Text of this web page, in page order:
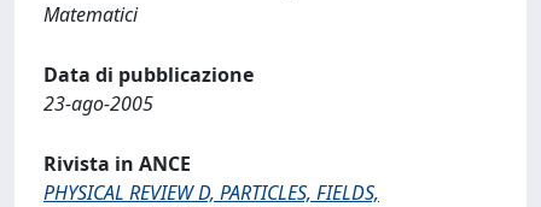
Matematici
Data di pubblicazione
23-ago-2005
Rivista in ANCE
PHYSICAL REVIEW D, PARTICLES, FIELDS,